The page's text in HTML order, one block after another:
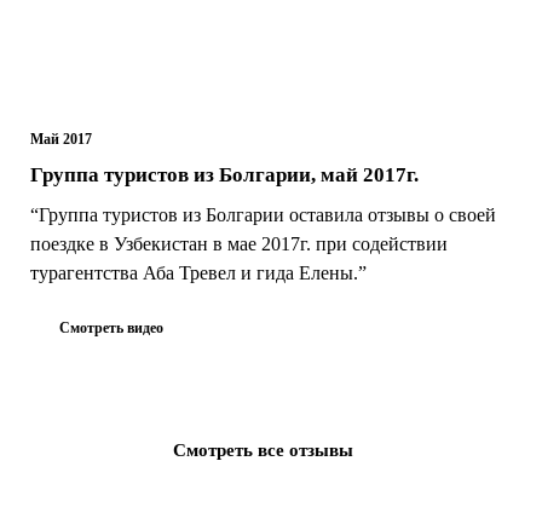
Май 2017
Группа туристов из Болгарии, май 2017г.
“Группа туристов из Болгарии оставила отзывы о своей
поездке в Узбекистан в мае 2017г. при содействии
турагентства Аба Тревел и гида Елены.”
Смотреть видео
Смотреть все отзывы